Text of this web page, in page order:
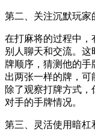
第二、关注沉默玩家
在打麻将的过程中，
别人聊天和交流。这
牌顺序，猜测他的
出两张一样的牌，可
除了观察打牌方式
对手的手牌情况。
第三、灵活使用暗杠